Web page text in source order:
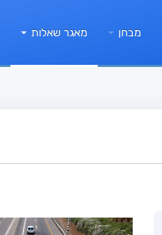
מבחן מאגר שאלות